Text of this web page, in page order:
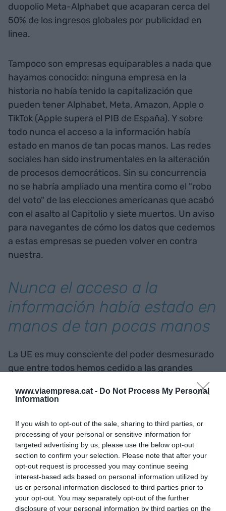
www.viaempresa.cat - Do Not Process My Personal
Information
If you wish to opt-out of the sale, sharing to third parties, or
processing of your personal or sensitive information for
targeted advertising by us, please use the below opt-out
section to confirm your selection. Please note that after your
opt-out request is processed you may continue seeing
interest-based ads based on personal information utilized by
us or personal information disclosed to third parties prior to
your opt-out. You may separately opt-out of the further
disclosure of your personal information by third parties on the
duopolio Meta-Alphabet que acaparan cerca del
50% de los ingresos globales por publicidad en
linea.
Tampoco son empresas equiparables a nada que
hayamos conocido: ninguna empresa en la
historia no había tenido la capitalización que
pueden tener Alphabet, Meta, Amazon, Apple o
TikTok (Apple supera el PIB de España). Y sobre
todo nunca el acceso a la información había
estado en manos de tan pocas manos. Las redes
sociales han sido instrumentales en la alteración
de procesos democráticos. Sin su concurrencia
no se habría ampliado una mentira como el "robo
del voto" de las elecciones americanas que acabó
con el asalto al Capitolio y siete muertos. Un aviso
para navegantes de cómo los datos que cedemos
a estas empresas se pueden volver en contra
nuestra.
Nunca el acceso a la
información había estado en
manos de tan pocas manos
La UE es muy consciente del poder desmesurado
que entre todos hemos cedido a las grandes
regular se han erigido en un contrapoder de
Digitales sea muy restrictiva en cuanto a la
recogida de datos que todos estos gigantes
hacen de nuestra actividad. Un apunte: Facebook
tiene una patente del 2018 para detectar con los
datos del acelerómetro del móvil si dos personas
que utilizan la aplicación van en el mismo vehículo
aunque tengan la geolocalización desactivada; si